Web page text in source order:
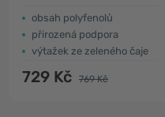
obsah polyfenolů
přirozená podpora
výtažek ze zeleného čaje
729 Kč 769 Kč